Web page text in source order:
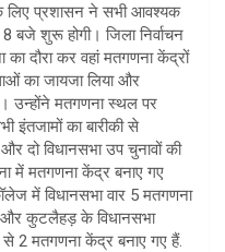
लिए प्रशासन ने सभी आवश्यक
बजे शुरू होगी। जिला निर्वाचन
का दौरा कर वहां मतगणना केंद्रों
का जायजा लिया और
उन्होंने मतगणना स्थल पर
इंतजामों का बारीकी से
दो विधानसभा उप चुनावों की
में मतगणना केंद्र बनाए गए
में विधानसभा वार 5 मतगणना
कुटलैहड़ के विधानसभा
2 मतगणना केंद्र बनाए गए हैं.